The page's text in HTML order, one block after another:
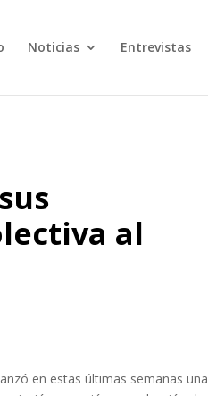
Noticias Entrevistas
al
en estas últimas semanas una